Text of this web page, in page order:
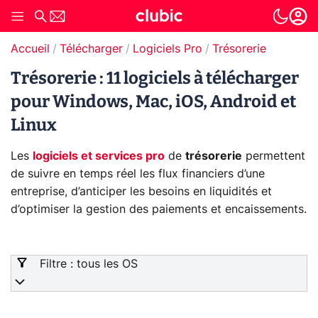
Accueil Télécharger Logiciels Pro Trésorerie
Trésorerie : 11 logiciels à télécharger
pour Windows, Mac, iOS, Android et
Linux
Les logiciels et services pro de trésorerie permettent
de suivre en temps réel les flux financiers d’une
entreprise, d’anticiper les besoins en liquidités et
d’optimiser la gestion des paiements et encaissements.
éclairées.
Agicapse distingue par sa capacité à automatiser la
Filtre : tous les OS